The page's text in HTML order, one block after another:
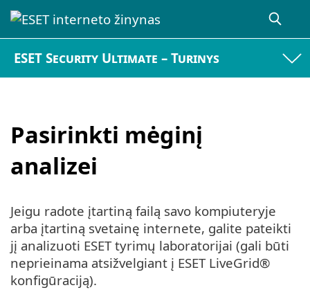
ESET Security Ultimate – Turinys
Pasirinkti mėginį
analizei
Jeigu radote įtartiną failą savo kompiuteryje
arba įtartiną svetainę internete, galite pateikti
jį analizuoti ESET tyrimų laboratorijai (gali būti
neprieinama atsižvelgiant į ESET LiveGrid®
konfigūraciją).